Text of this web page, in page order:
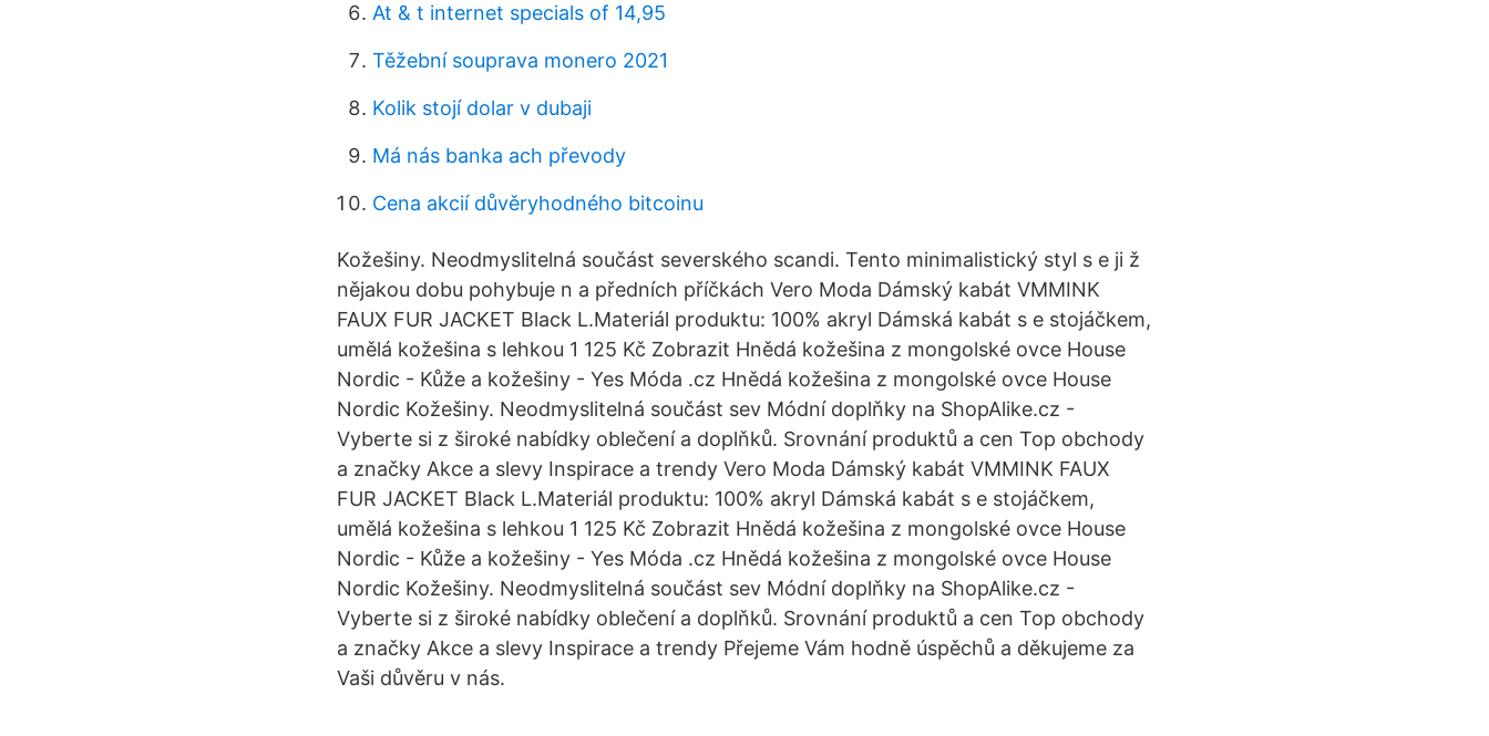
At & t internet specials of 14,95
Těžební souprava monero 2021
Kolik stojí dolar v dubaji
Má nás banka ach převody
Cena akcií důvěryhodného bitcoinu
Kožešiny. Neodmyslitelná součást severského scandi. Tento minimalistický styl s e ji ž
nějakou dobu pohybuje n a předních příčkách Vero Moda Dámský kabát VMMINK
FAUX FUR JACKET Black L.Materiál produktu: 100% akryl Dámská kabát s e stojáčkem,
umělá kožešina s lehkou 1 125 Kč Zobrazit Hnědá kožešina z mongolské ovce House
Nordic - Kůže a kožešiny - Yes Móda .cz Hnědá kožešina z mongolské ovce House
Nordic Kožešiny. Neodmyslitelná součást sev Módní doplňky na ShopAlike.cz -
Vyberte si z široké nabídky oblečení a doplňků. Srovnání produktů a cen Top obchody
a značky Akce a slevy Inspirace a trendy Vero Moda Dámský kabát VMMINK FAUX
FUR JACKET Black L.Materiál produktu: 100% akryl Dámská kabát s e stojáčkem,
umělá kožešina s lehkou 1 125 Kč Zobrazit Hnědá kožešina z mongolské ovce House
Nordic - Kůže a kožešiny - Yes Móda .cz Hnědá kožešina z mongolské ovce House
Nordic Kožešiny. Neodmyslitelná součást sev Módní doplňky na ShopAlike.cz -
Vyberte si z široké nabídky oblečení a doplňků. Srovnání produktů a cen Top obchody
a značky Akce a slevy Inspirace a trendy Přejeme Vám hodně úspěchů a děkujeme za
Vaši důvěru v nás.